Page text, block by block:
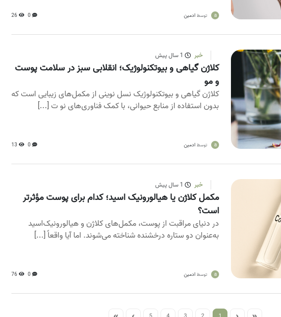
a توسطادمین 0
26
خبر 1 سال پیش
کلاژن گیاهی و بیوتکنولوژیک؛ انقلابی سبز در سلامت پوست
و مو
کلاژن گیاهی و بیوتکنولوژیک نسل نوینی از مکمل‌های زیبایی است که
بدون استفاده از منابع حیوانی، با کمک فناوری‌های نو ت [...]
a توسطادمین 0
13
خبر 1 سال پیش
مکمل کلاژن یا هیالورونیک اسید؛ کدام برای پوست مؤثرتر
است؟
در دنیای مراقبت از پوست، مکمل‌های کلاژن و هیالورونیک‌اسید
به‌عنوان دو ستاره درخشنده شناخته می‌شوند. اما آیا واقعاً [...]
a توسطادمین 0
76